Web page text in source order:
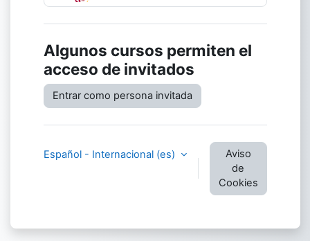
Algunos cursos permiten el
acceso de invitados
Entrar como persona invitada
Español - Internacional ‎(es)‎
Aviso
de
Cookies